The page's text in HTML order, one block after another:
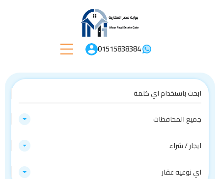
01515838384
جميع المحافظات
ايجار / شراء
اي نوعيه عقار